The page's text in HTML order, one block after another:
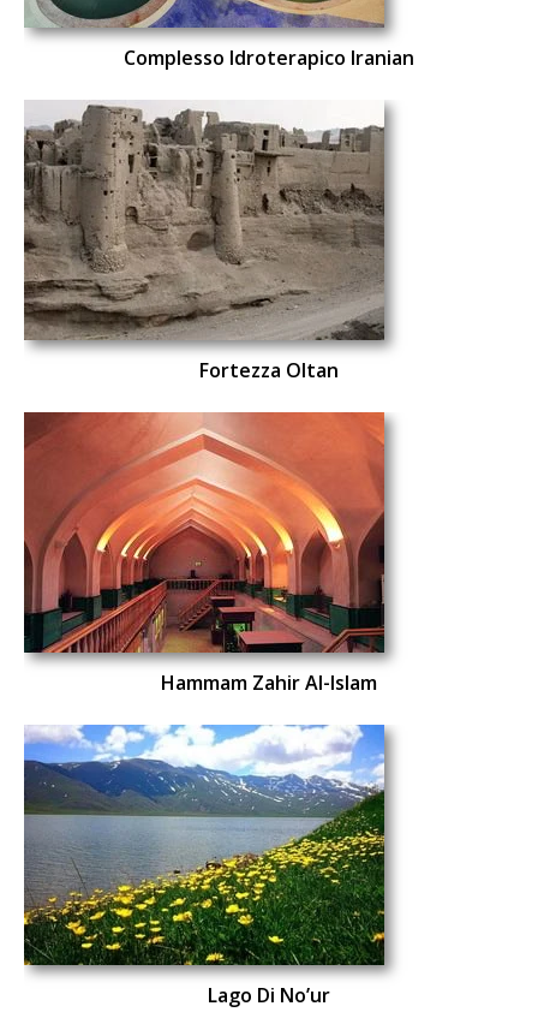
Complesso Idroterapico Iranian
Fortezza Oltan
Hammam Zahir Al-Islam
Lago Di No’ur